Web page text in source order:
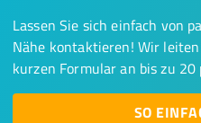
Lassen Sie sich einfach von
Nähe kontaktieren! Wir
kurzen Formular an bis zu
SO